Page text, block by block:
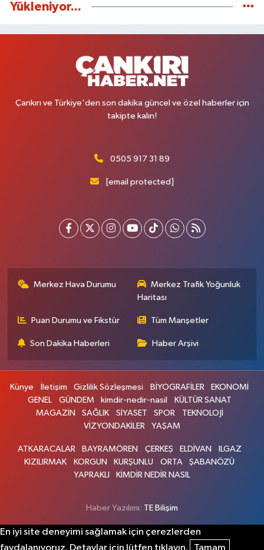
Yükleniyor...
Çankırı ve Türkiye'den son dakika güncel ve özel haberler için
takipte kalın!
0505 917 31 89
[email protected]
Merkez Hava Durumu
Merkez Trafik Yoğunluk
Haritası
Puan Durumu ve Fikstür Tüm Manşetler
Son Dakika Haberleri Haber Arşivi
Künye İletişim Gizlilik Sözleşmesi BİYOGRAFİLER
EKONOMİ
GENEL
GÜNDEM kimdir-nedir-nasil
KÜLTÜR SANAT
MAGAZİN
SAĞLIK SİYASET SPOR
TEKNOLOJİ
VİZYONDAKİLER
YAŞAM
ATKARACALAR BAYRAMÖREN ÇERKEŞ ELDİVAN
ILGAZ
KIZILIRMAK
KORGUN KURŞUNLU ORTA
ŞABANÖZÜ
YAPRAKLI
KİMDİR NEDİR NASIL
Haber Yazılımı: TE Bilişim
En iyi site deneyimi sağlamak için çerezlerden
faydalanıyoruz. Detaylar için lütfen tıklayın.
Tamam